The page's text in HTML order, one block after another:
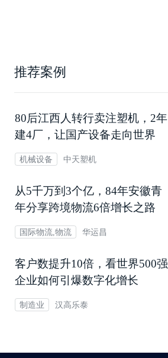
推荐案例
80后江西人转行卖注塑机，2年
建4厂，让国产设备走向世界
机械设备 中天塑机
从5千万到3个亿，84年安徽青
年分享跨境物流6倍增长之路
国际物流,物流 华运昌
客户数提升10倍，看世界500强
企业如何引爆数字化增长
制造业 汉高乐泰